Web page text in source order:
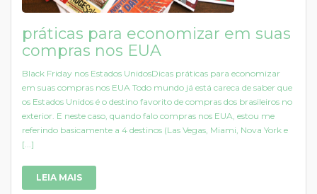
práticas para economizar em suas
compras nos EUA
Black Friday nos Estados UnidosDicas práticas para economizar
em suas compras nos EUA Todo mundo já está careca de saber que
os Estados Unidos é o destino favorito de compras dos brasileiros no
exterior. E neste caso, quando falo compras nos EUA, estou me
referindo basicamente a 4 destinos (Las Vegas, Miami, Nova York e
[...]
LEIA MAIS